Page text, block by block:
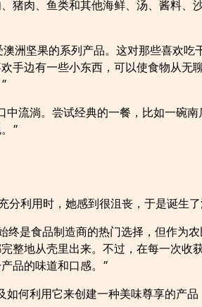
猪肉、鱼类和其他海鲜、汤、酱料、
洲坚果的系列产品。这对那些喜欢吃
手边有一些小东西，可以使食物从无
流淌。尝试经典的一餐，比如一碗
”
利用时，她感到很沮丧，于是诞生了
是食品制造商的热门选择，但作为
整地从壳里出来。不过，在每一次收
品的味道和口感。”
何利用它来创建一种美味尊享的产品